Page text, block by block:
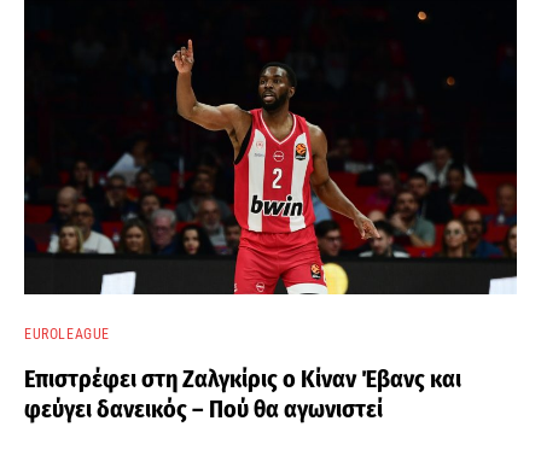
EUROLEAGUE
Επιστρέφει στη Ζαλγκίρις ο Κίναν Έβανς και
φεύγει δανεικός – Πού θα αγωνιστεί